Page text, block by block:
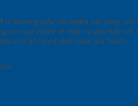
là thương hiệu sản phẩm các dòng
cao, giá thành rẻ nhất và phù hợp với
cửa gỗ và cả phân khúc giá thành.